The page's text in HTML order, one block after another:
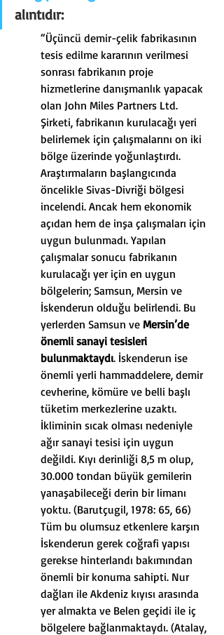
alıntıdır:
“Üçüncü demir-çelik fabrikasının
tesis edilme kararının verilmesi
sonrası fabrikanın proje
hizmetlerine danışmanlık yapacak
olan John Miles Partners Ltd.
Şirketi, fabrikanın kurulacağı yeri
belirlemek için çalışmalarını on iki
bölge üzerinde yoğunlaştırdı.
Araştırmaların başlangıcında
öncelikle Sivas-Divriği bölgesi
incelendi. Ancak hem ekonomik
açıdan hem de inşa çalışmaları için
uygun bulunmadı. Yapılan
çalışmalar sonucu fabrikanın
kurulacağı yer için en uygun
bölgelerin; Samsun, Mersin ve
İskenderun olduğu belirlendi. Bu
yerlerden Samsun ve Mersin’de
önemli sanayi tesisleri
bulunmaktaydı. İskenderun ise
önemli yerli hammaddelere, demir
cevherine, kömüre ve belli başlı
tüketim merkezlerine uzaktı.
İkliminin sıcak olması nedeniyle
ağır sanayi tesisi için uygun
değildi. Kıyı derinliği 8,5 m olup,
30.000 tondan büyük gemilerin
yanaşabileceği derin bir limanı
yoktu. (Barutçugil, 1978: 65, 66)
Tüm bu olumsuz etkenlere karşın
İskenderun gerek coğrafi yapısı
gerekse hinterlandı bakımından
önemli bir konuma sahipti. Nur
dağları ile Akdeniz kıyısı arasında
yer almakta ve Belen geçidi ile iç
bölgelere bağlanmaktaydı. (Atalay,